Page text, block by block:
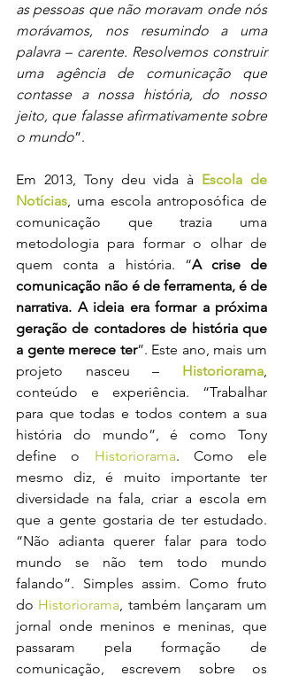
as pessoas que não moravam onde nós
morávamos, nos resumindo a uma
palavra – carente. Resolvemos construir
uma agência de comunicação que
contasse a nossa história, do nosso
jeito, que falasse afirmativamente sobre
o mundo”.
Em 2013, Tony deu vida à Escola de
Notícias, uma escola antroposófica de
comunicação que trazia uma
metodologia para formar o olhar de
quem conta a história. “A crise de
comunicação não é de ferramenta, é de
narrativa. A ideia era formar a próxima
geração de contadores de história que
a gente merece ter”. Este ano, mais um
projeto nasceu – Historiorama,
conteúdo e experiência. “Trabalhar
para que todas e todos contem a sua
história do mundo”, é como Tony
define o Historiorama. Como ele
mesmo diz, é muito importante ter
diversidade na fala, criar a escola em
que a gente gostaria de ter estudado.
“Não adianta querer falar para todo
mundo se não tem todo mundo
falando”. Simples assim. Como fruto
do Historiorama, também lançaram um
jornal onde meninos e meninas, que
passaram pela formação de
comunicação, escrevem sobre os